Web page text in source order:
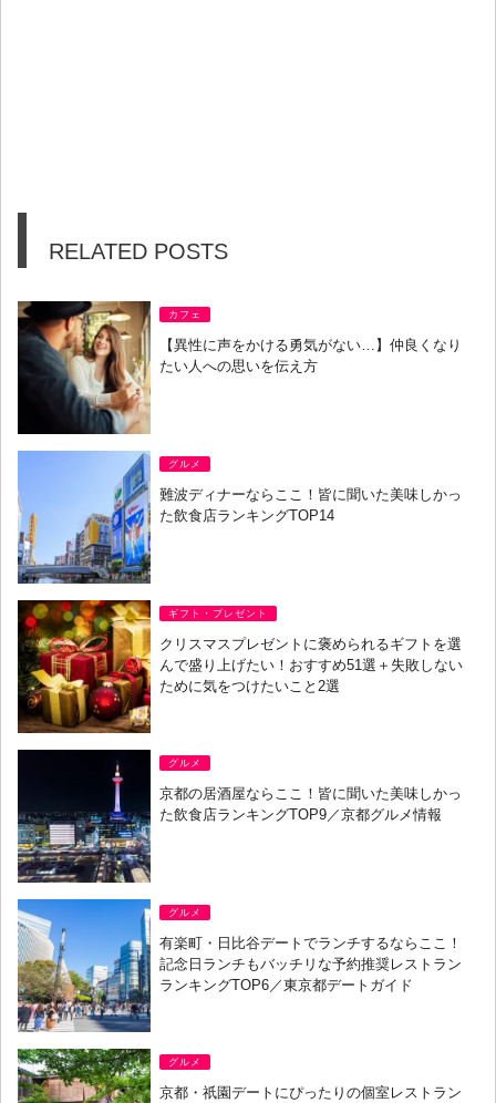
RELATED POSTS
カフェ
【異性に声をかける勇気がない…】仲良くなり
たい人への思いを伝え方
グルメ
難波ディナーならここ！皆に聞いた美味しかっ
た飲食店ランキングTOP14
ギフト・プレゼント
クリスマスプレゼントに褒められるギフトを選
んで盛り上げたい！おすすめ51選＋失敗しない
ために気をつけたいこと2選
グルメ
京都の居酒屋ならここ！皆に聞いた美味しかっ
た飲食店ランキングTOP9／京都グルメ情報
グルメ
有楽町・日比谷デートでランチするならここ！
記念日ランチもバッチリな予約推奨レストラン
ランキングTOP6／東京都デートガイド
グルメ
京都・祇園デートにぴったりの個室レストラン